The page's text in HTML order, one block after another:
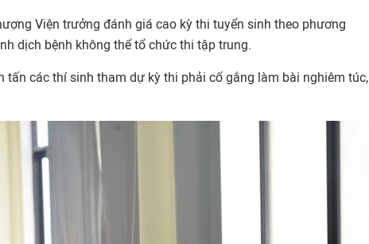
Viện trưởng đánh giá cao kỳ thi tuyển sinh theo phương
dịch bệnh không thể tổ chức thi tập trung.
tấn các thí sinh tham dự kỳ thi phải cố gắng làm bài nghiêm túc,